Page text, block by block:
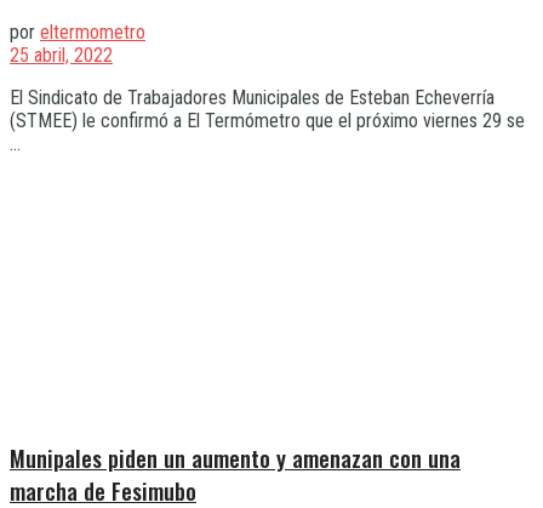
por eltermometro
25 abril, 2022
El Sindicato de Trabajadores Municipales de Esteban Echeverría
(STMEE) le confirmó a El Termómetro que el próximo viernes 29 se
...
Munipales piden un aumento y amenazan con una
marcha de Fesimubo